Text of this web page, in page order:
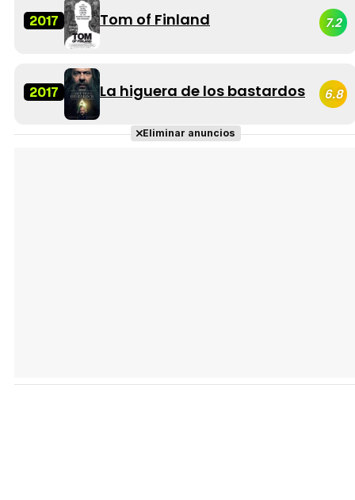
2017 Tom of Finland 7.2
2017 La higuera de los bastardos 6.8
Eliminar anuncios